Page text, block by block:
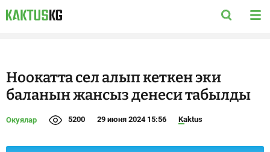
Ноокатта сел алып кеткен эки
баланын жансыз денеси табылды
Окуялар 5200 29 июня 2024 15:56 Kaktus